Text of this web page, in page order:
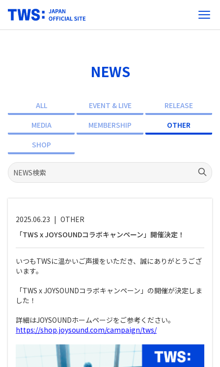
NEWS
ALL EVENT & LIVE
RELEASE
MEDIA
MEMBERSHIP
OTHER
SHOP
2025.06.23 | OTHER
「TWS x JOYSOUNDコラボキャンペーン」開催決定！
いつもTWSに温かいご声援をいただき、誠にありがとうござ
います。
「TWS x JOYSOUNDコラボキャンペーン」の開催が決定しま
した！
詳細はJOYSOUNDホームページをご参考ください。
https://shop.joysound.com/campaign/tws/